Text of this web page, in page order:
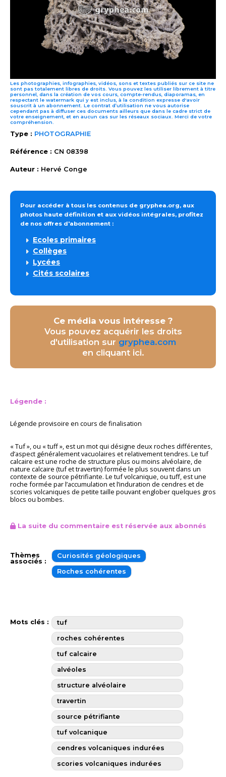
Les photographies, infographies, vidéos, sons et textes publiés sur ce site ne
sont pas totalement libres de droits. Vous pouvez les utiliser librement à titre
personnel, dans la création de vos cours, compte-rendus, diaporamas, en
respectant le watermark qui y est inclus, à la condition expresse d'avoir
souscrit à un abonnement. Le contrat d’utilisation ne vous autorise
cependant pas à diffuser ces documents ailleurs que dans le cadre strict de
votre enseignement, et en aucun cas sur les réseaux sociaux. Merci de votre
compréhension.
Type : PHOTOGRAPHIE
Référence : CN 08398
Auteur : Hervé Conge
Pour accéder à tous les contenus de gryphea.org, aux
photos haute définition et aux vidéos intégrales, profitez
de nos offres d'abonnement :
Ecoles primaires
Collèges
Lycées
Cités scolaires
Ce média vous intéresse ?
Vous pouvez acquérir les droits
d'utilisation sur gryphea.com
en cliquant ici.
Légende :
Légende provisoire en cours de finalisation
« Tuf », ou « tuff », est un mot qui désigne deux roches différentes,
d’aspect généralement vacuolaires et relativement tendres. Le tuf
calcaire est une roche de structure plus ou moins alvéolaire, de
nature calcaire (tuf et travertin) formée le plus souvent dans un
contexte de source pétrifiante. Le tuf volcanique, ou tuff, est une
roche formée par l’accumulation et l’induration de cendres et de
scories volcaniques de petite taille pouvant englober quelques gros
blocs ou bombes.
La suite du commentaire est réservée aux abonnés
Thèmes
associés :
Curiosités géologiques
Roches cohérentes
Mots clés : tuf
roches cohérentes
tuf calcaire
alvéoles
structure alvéolaire
travertin
source pétrifiante
tuf volcanique
cendres volcaniques indurées
scories volcaniques indurées